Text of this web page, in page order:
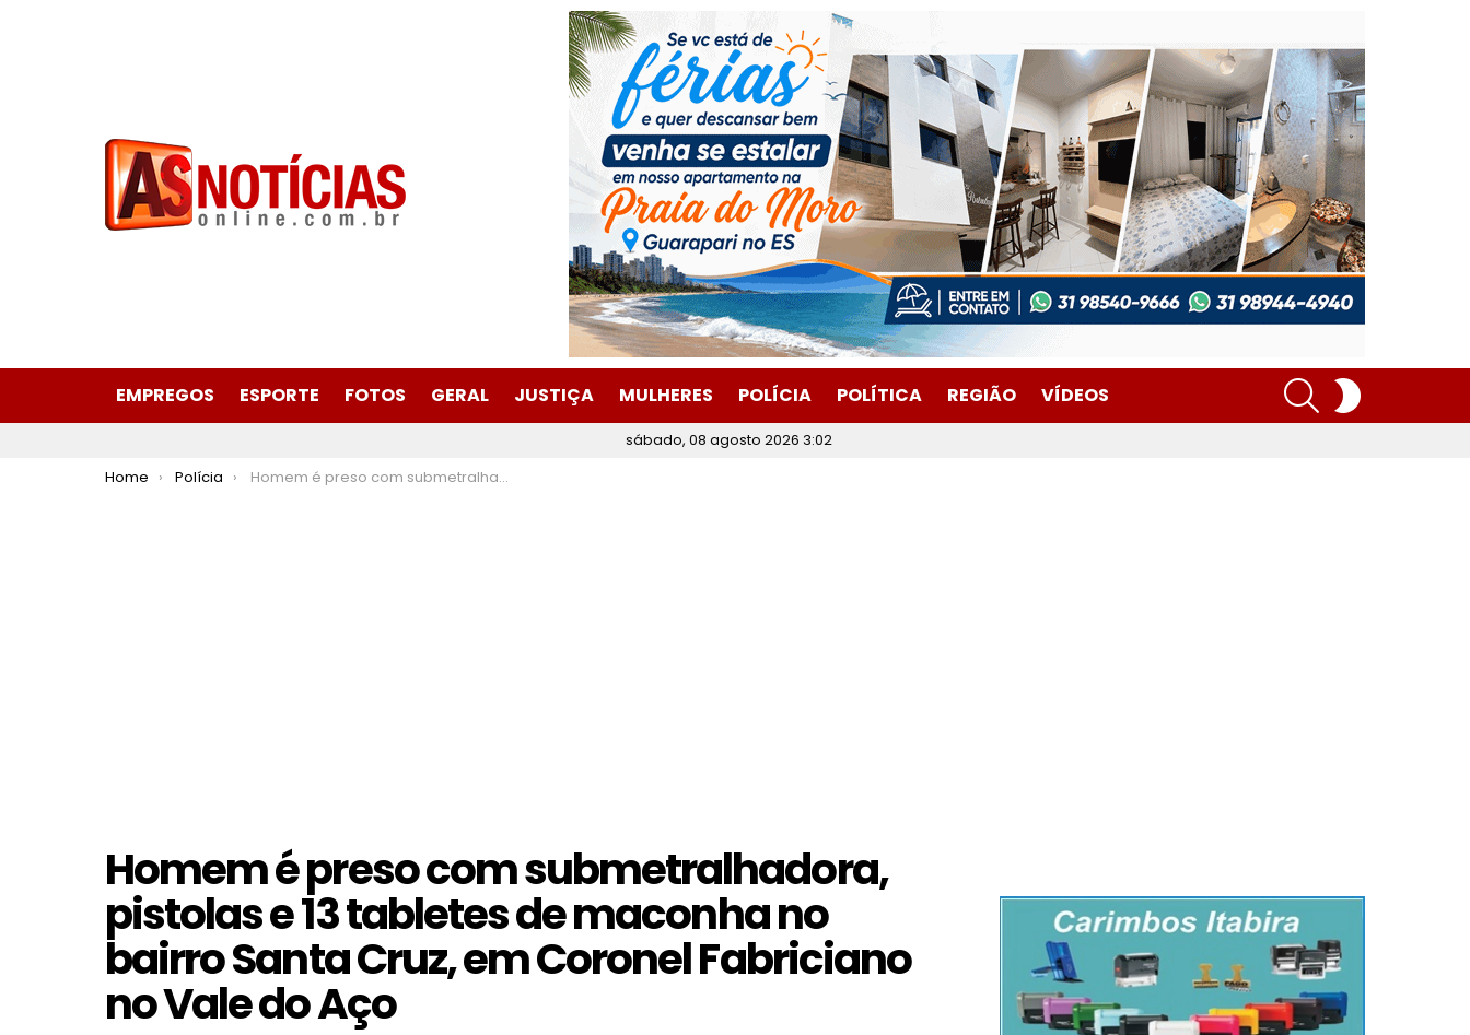
EMPREGOS ESPORTE FOTOS GERAL JUSTIÇA MULHERES POLÍCIA POLÍTICA REGIÃO VÍDEOS
SEARCH
sábado, 08 agosto 2026 3:02
You are here:
Home Polícia Homem é preso com submetralhadora, pistolas e 13 tabletes de maconha no bairro Santa Cruz, em Coronel Fabriciano no Vale do Aço
Homem é preso com submetralhadora,
pistolas e 13 tabletes de maconha no
bairro Santa Cruz, em Coronel Fabriciano
no Vale do Aço